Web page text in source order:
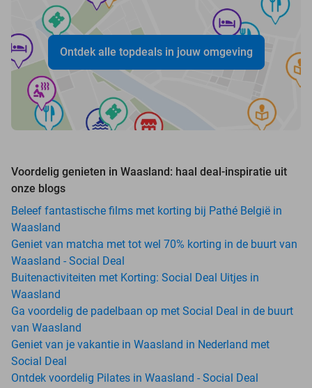
Ontdek alle topdeals in jouw omgeving
Voordelig genieten in Waasland: haal deal-inspiratie uit
onze blogs
Beleef fantastische films met korting bij Pathé België in
Waasland
Geniet van matcha met tot wel 70% korting in de buurt van
Waasland - Social Deal
Buitenactiviteiten met Korting: Social Deal Uitjes in
Waasland
Ga voordelig de padelbaan op met Social Deal in de buurt
van Waasland
Geniet van je vakantie in Waasland in Nederland met
Social Deal
Ontdek voordelig Pilates in Waasland - Social Deal